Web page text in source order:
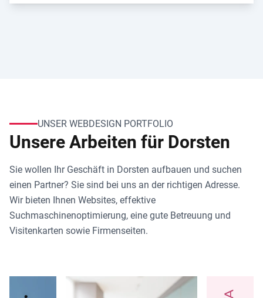
UNSER WEBDESIGN PORTFOLIO
Unsere Arbeiten für Dorsten
Sie wollen Ihr Geschäft in Dorsten aufbauen und suchen
einen Partner? Sie sind bei uns an der richtigen Adresse.
Wir bieten Ihnen Websites, effektive
Suchmaschinenoptimierung, eine gute Betreuung und
Visitenkarten sowie Firmenseiten.